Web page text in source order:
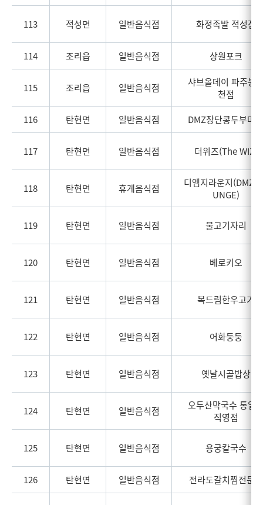
113 적성면 일반음식점 화정족발 적성점
114 조리읍 일반음식점 상원포크
115 조리읍 일반음식점
샤브올데이 파주봉
천점
116 탄현면 일반음식점 DMZ장단콩두부마을
117 탄현면 일반음식점 더위즈(The WIZ)
118 탄현면 휴게음식점
디엠지라운지(DMZ
UNGE)
119 탄현면 일반음식점 물고기자리
120 탄현면 일반음식점 베로키오
121 탄현면 일반음식점 복드림한우고기
122 탄현면 일반음식점 어화둥둥
123 탄현면 일반음식점 옛날시골밥상
124 탄현면 일반음식점
오두산막국수 통일
직영점
125 탄현면 일반음식점 용궁칼국수
126 탄현면 일반음식점 전라도갈치찜전문점